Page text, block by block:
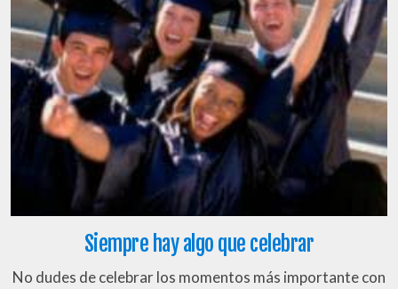
Siempre hay algo que celebrar
No dudes de celebrar los momentos más importante con